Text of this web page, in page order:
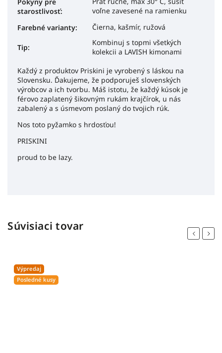
starostlivosť:
voľne zavesené na ramienku
Farebné varianty:
Čierna, kašmír, ružová
Tip:
Kombinuj s topmi všetkých
kolekcii a LAVISH kimonami
Každý z produktov Priskini je vyrobený s láskou na
Slovensku. Ďakujeme, že podporuješ slovenských
výrobcov a ich tvorbu. Máš istotu, že každý kúsok je
férovo zaplatený šikovným rukám krajčírok, u nás
zabalený a s úsmevom poslaný do tvojich rúk.
Nos toto pyžamko s hrdosťou!
PRISKINI
proud to be lazy.
Súvisiaci tovar
Previous
Next